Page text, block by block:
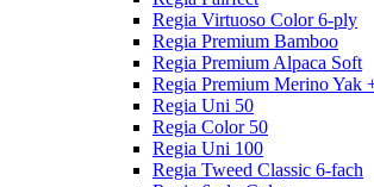
Regia Virtuoso Color 6-ply
Regia Premium Bamboo
Regia Premium Alpaca Soft
Regia Premium Merino Yak
Regia Uni 50
Regia Color 50
Regia Uni 100
Regia Tweed Classic 6-fach